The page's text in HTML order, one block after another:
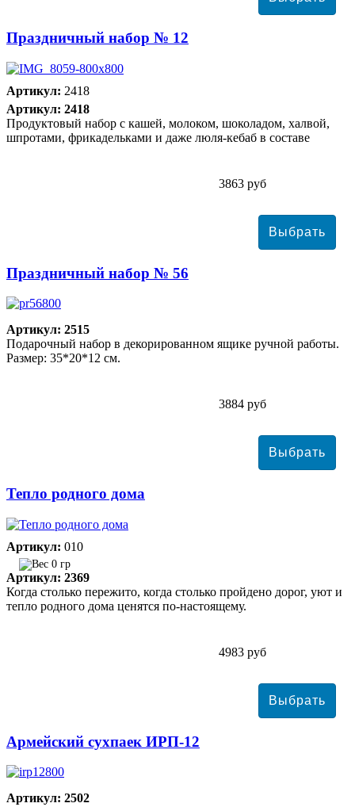
Праздничный набор № 12
Артикул: 2418
Артикул: 2418
Продуктовый набор с кашей, молоком, шоколадом, халвой,
шпротами, фрикадельками и даже люля-кебаб в составе
3863 руб
Праздничный набор № 56
Артикул: 2515
Подарочный набор в декорированном ящике ручной работы.
Размер: 35*20*12 см.
3884 руб
Тепло родного дома
Артикул: 010
0 гр
Артикул: 2369
Когда столько пережито, когда столько пройдено дорог, уют и
тепло родного дома ценятся по-настоящему.
4983 руб
Армейский сухпаек ИРП-12
Артикул: 2502